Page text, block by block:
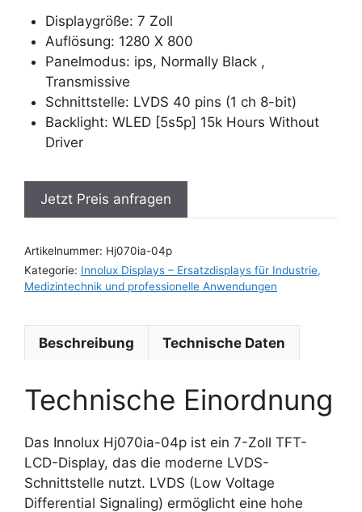
Displaygröße: 7 Zoll
Auflösung: 1280 X 800
Panelmodus: ips, Normally Black ,
Transmissive
Schnittstelle: LVDS 40 pins (1 ch 8-bit)
Backlight: WLED [5s5p] 15k Hours Without
Driver
Jetzt Preis anfragen
Artikelnummer: Hj070ia-04p
Kategorie: Innolux Displays – Ersatzdisplays für Industrie,
Medizintechnik und professionelle Anwendungen
Beschreibung Technische Daten
Technische Einordnung
Das Innolux Hj070ia-04p ist ein 7-Zoll TFT-
LCD-Display, das die moderne LVDS-
Schnittstelle nutzt. LVDS (Low Voltage
Differential Signaling) ermöglicht eine hohe